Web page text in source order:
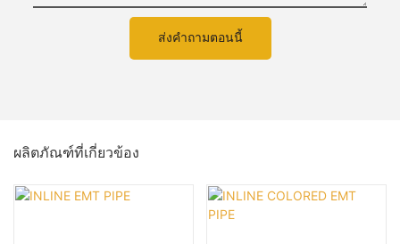
ส่งคำถามตอนนี้
ผลิตภัณฑ์ที่เกี่ยวข้อง